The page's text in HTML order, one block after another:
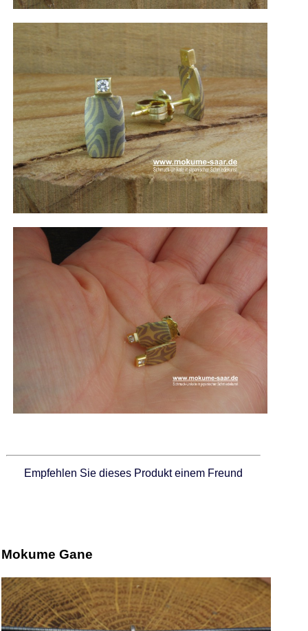
Empfehlen Sie dieses Produkt einem Freund
Mokume Gane